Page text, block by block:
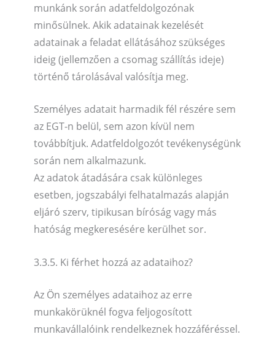
munkánk során adatfeldolgozónak
minősülnek. Akik adatainak kezelését
adatainak a feladat ellátásához szükséges
ideig (jellemzően a csomag szállítás ideje)
történő tárolásával valósítja meg.
Személyes adatait harmadik fél részére sem
az EGT-n belül, sem azon kívül nem
továbbítjuk. Adatfeldolgozót tevékenységünk
során nem alkalmazunk.
Az adatok átadására csak különleges
esetben, jogszabályi felhatalmazás alapján
eljáró szerv, tipikusan bíróság vagy más
hatóság megkeresésére kerülhet sor.
3.3.5. Ki férhet hozzá az adataihoz?
Az Ön személyes adataihoz az erre
munkakörüknél fogva feljogosított
munkavállalóink rendelkeznek hozzáféréssel.